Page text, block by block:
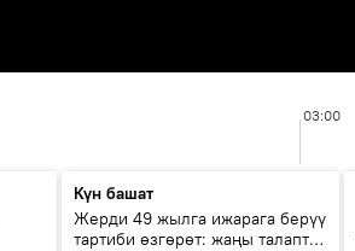
03:00
Күн башат
Жерди 49 жылга ижарага берүү
тартиби өзгөрөт: жаңы талаптар